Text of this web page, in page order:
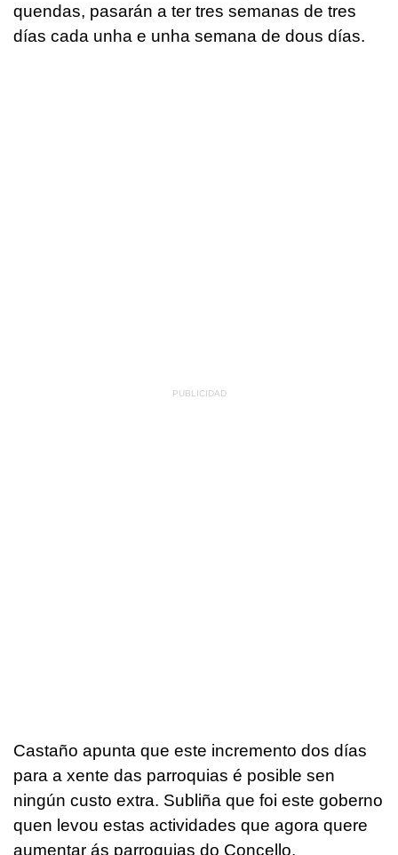
quendas, pasarán a ter tres semanas de tres
días cada unha e unha semana de dous días.
Castaño apunta que este incremento dos días
para a xente das parroquias é posible sen
ningún custo extra. Subliña que foi este goberno
quen levou estas actividades que agora quere
aumentar ás parroquias do Concello.